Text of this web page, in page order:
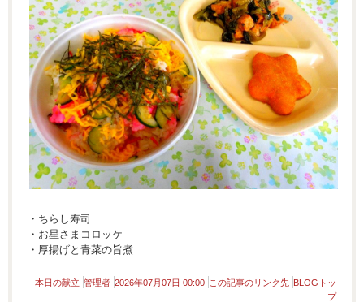
・ちらし寿司
・お星さまコロッケ
・厚揚げと青菜の旨煮
本日の献立 管理者 2026年07月07日 00:00 この記事のリンク先 BLOGトッ
プ